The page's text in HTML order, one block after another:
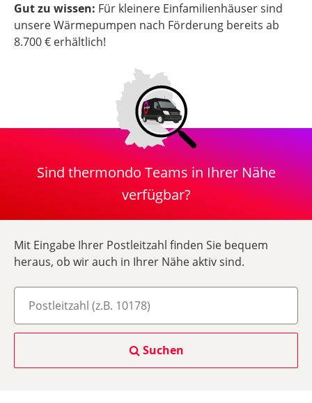
Gut zu wissen: Für kleinere Einfamilienhäuser sind
unsere Wärmepumpen nach Förderung bereits ab
8.700 € erhältlich!
Sind thermondo Teams in Ihrer Nähe
verfügbar?
Mit Eingabe Ihrer Postleitzahl finden Sie bequem
heraus, ob wir auch in Ihrer Nähe aktiv sind.
Suchen